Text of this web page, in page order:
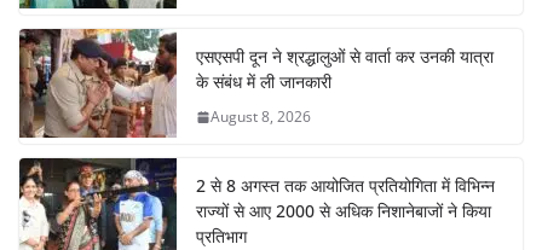
k
एसएसपी दून ने श्रद्धालुओं से वार्ता कर उनकी यात्रा
के संबंध में ली जानकारी
August 8, 2026
2 से 8 अगस्त तक आयोजित प्रतियोगिता में विभिन्न
राज्यों से आए 2000 से अधिक निशानेबाजों ने किया
प्रतिभाग